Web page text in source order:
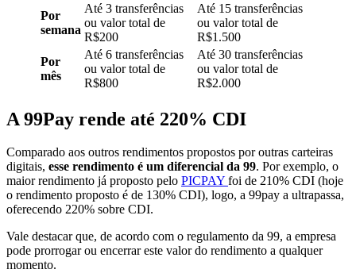
Por
semana
Até 3 transferências
ou valor total de
R$200
Até 15 transferências
ou valor total de
R$1.500
Por
mês
Até 6 transferências
ou valor total de
R$800
Até 30 transferências
ou valor total de
R$2.000
A 99Pay rende até 220% CDI
Comparado aos outros rendimentos propostos por outras carteiras
digitais, esse rendimento é um diferencial da 99. Por exemplo, o
maior rendimento já proposto pelo PICPAY foi de 210% CDI (hoje
o rendimento proposto é de 130% CDI), logo, a 99pay a ultrapassa,
oferecendo 220% sobre CDI.
Vale destacar que, de acordo com o regulamento da 99, a empresa
pode prorrogar ou encerrar este valor do rendimento a qualquer
momento.